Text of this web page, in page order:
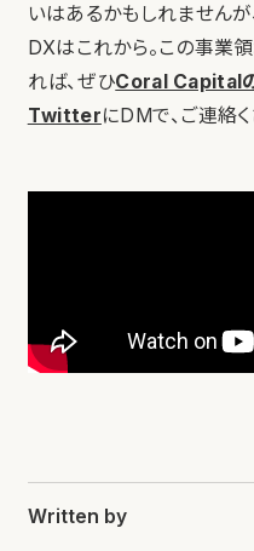
いはあるかもしれません
DXはこれから。この事業
れば、ぜひCoral Capital
TwitterにDMで、ご連絡く
Written by